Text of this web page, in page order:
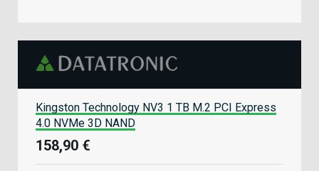
Kingston Technology NV3 1 TB M.2 PCI Express
4.0 NVMe 3D NAND
158,90 €